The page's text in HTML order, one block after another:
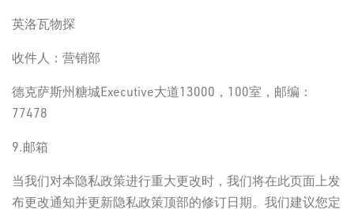
英洛瓦物探
收件人：营销部
德克萨斯州糖城Executive大道13000，100室，邮编：
77478
9.邮箱
当我们对本隐私政策进行重大更改时，我们将在此页面上发
布更改通知并更新隐私政策顶部的修订日期。我们建议您定